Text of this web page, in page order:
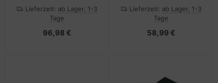
Lieferzeit: ab Lager, 1-3
Tage
96,98 €
100Mb LAN - 10Base-T,
100Base-TX, 100Base-X
GBIC)
Lieferzeit: ab Lager, 1-3
Tage
58,99 €